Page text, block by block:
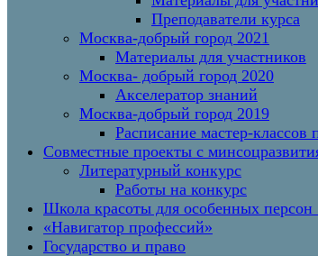
Преподаватели курса
Москва-добрый город 2021
Материалы для участников
Москва- добрый город 2020
Акселератор знаний
Москва-добрый город 2019
Расписание мастер-классов
Совместные проекты с
Литературный конкурс
Работы на конкурс
Школа красоты для особенных
«Навигатор профессий»
Государство и право